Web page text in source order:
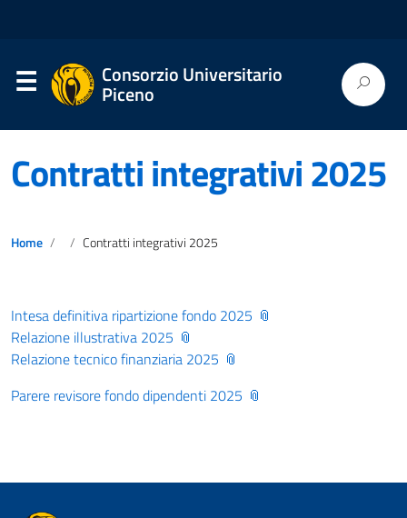
Consorzio Universitario
Piceno
Contratti integrativi 2025
Home Contratti integrativi 2025
Intesa definitiva ripartizione fondo 2025
Relazione illustrativa 2025
Relazione tecnico finanziaria 2025
Parere revisore fondo dipendenti 2025